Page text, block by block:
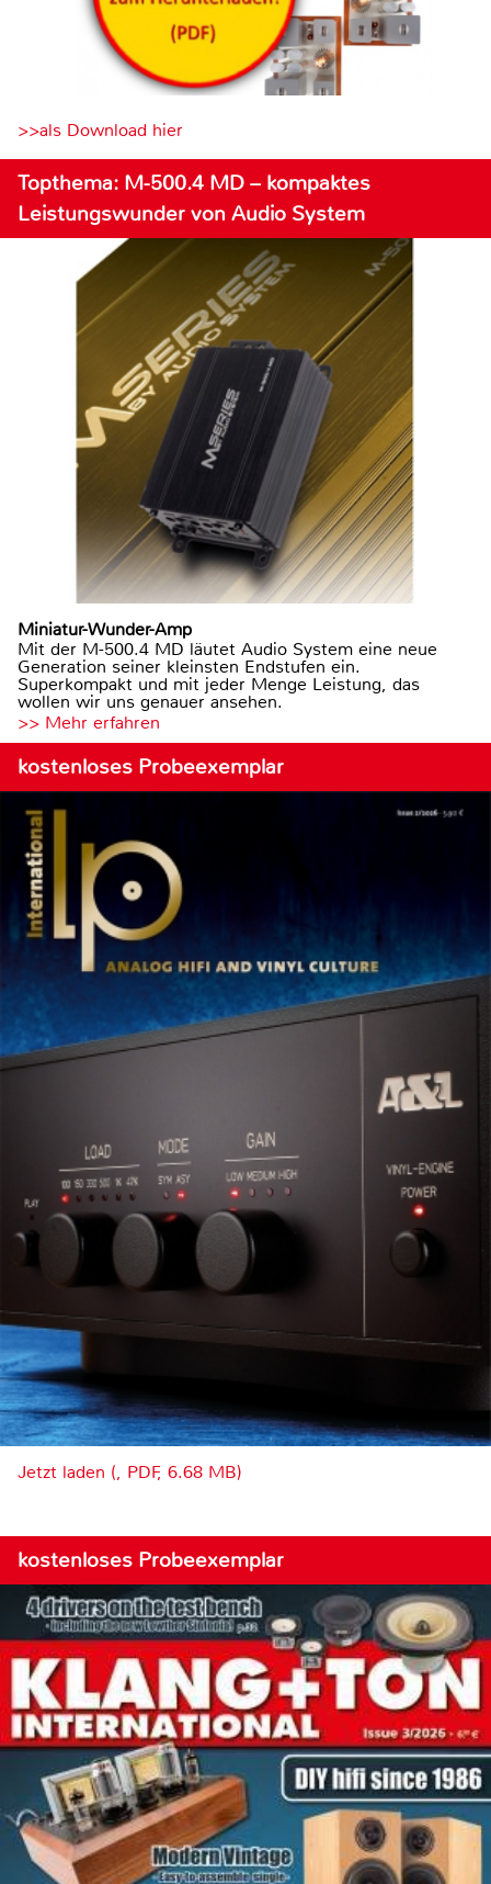
>>als Download hier
Topthema: M-500.4 MD – kompaktes
Leistungswunder von Audio System
Miniatur-Wunder-Amp
Mit der M-500.4 MD läutet Audio System eine neue
Generation seiner kleinsten Endstufen ein.
Superkompakt und mit jeder Menge Leistung, das
wollen wir uns genauer ansehen.
>> Mehr erfahren
kostenloses Probeexemplar
Jetzt laden (, PDF, 6.68 MB)
kostenloses Probeexemplar